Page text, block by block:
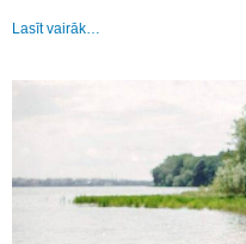
Lasīt vairāk…